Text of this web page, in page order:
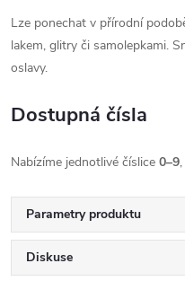
Lze ponechat v přírodní
lakem, glitry či samolepkami.
oslavy.
Dostupná čísla
Nabízíme jednotlivé číslice 0–9
Parametry produktu
Diskuse